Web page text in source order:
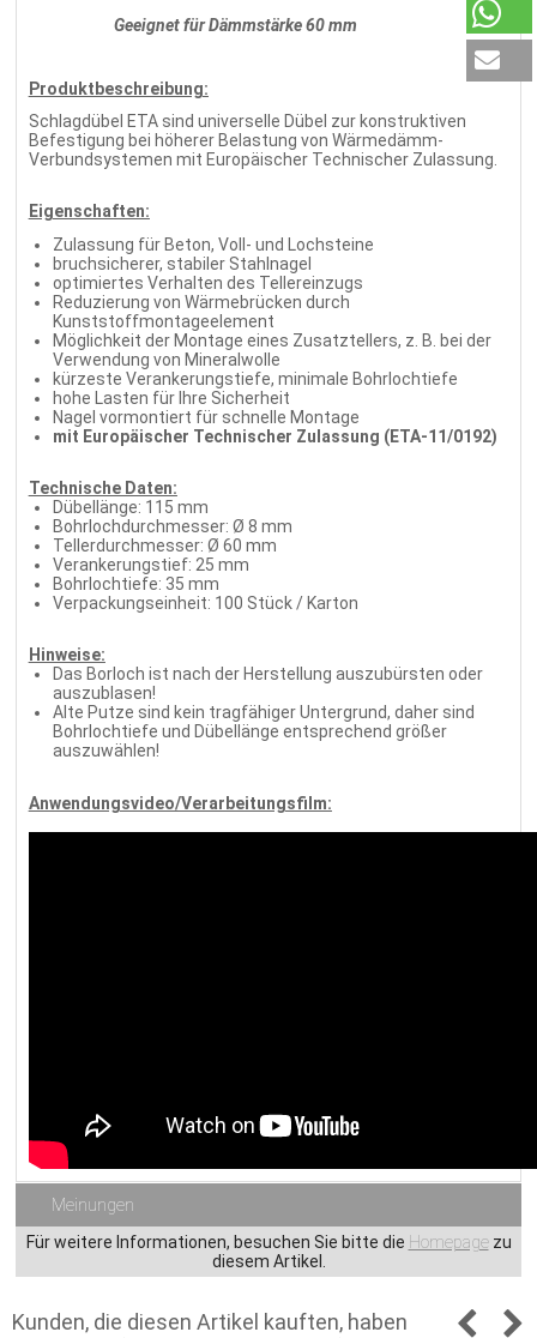
Geeignet für Dämmstärke 60 mm
Produktbeschreibung:
Schlagdübel ETA sind universelle Dübel zur konstruktiven
Befestigung bei höherer Belastung von Wärmedämm-
Verbundsystemen mit Europäischer Technischer Zulassung.
Eigenschaften:
Zulassung für Beton, Voll- und Lochsteine
bruchsicherer, stabiler Stahlnagel
optimiertes Verhalten des Tellereinzugs
Reduzierung von Wärmebrücken durch
Kunststoffmontageelement
Möglichkeit der Montage eines Zusatztellers, z. B. bei der
Verwendung von Mineralwolle
kürzeste Verankerungstiefe, minimale Bohrlochtiefe
hohe Lasten für Ihre Sicherheit
Nagel vormontiert für schnelle Montage
mit Europäischer Technischer Zulassung (ETA-11/0192)
Technische Daten:
Dübellänge: 115 mm
Bohrlochdurchmesser: Ø 8 mm
Tellerdurchmesser: Ø 60 mm
Verankerungstief: 25 mm
Bohrlochtiefe: 35 mm
Verpackungseinheit: 100 Stück / Karton
Hinweise:
Das Borloch ist nach der Herstellung auszubürsten oder
auszublasen!
Alte Putze sind kein tragfähiger Untergrund, daher sind
Bohrlochtiefe und Dübellänge entsprechend größer
auszuwählen!
Anwendungsvideo/Verarbeitungsfilm:
Meinungen
Für weitere Informationen, besuchen Sie bitte die Homepagezu
diesem Artikel.
Kunden, die diesen Artikel kauften, haben